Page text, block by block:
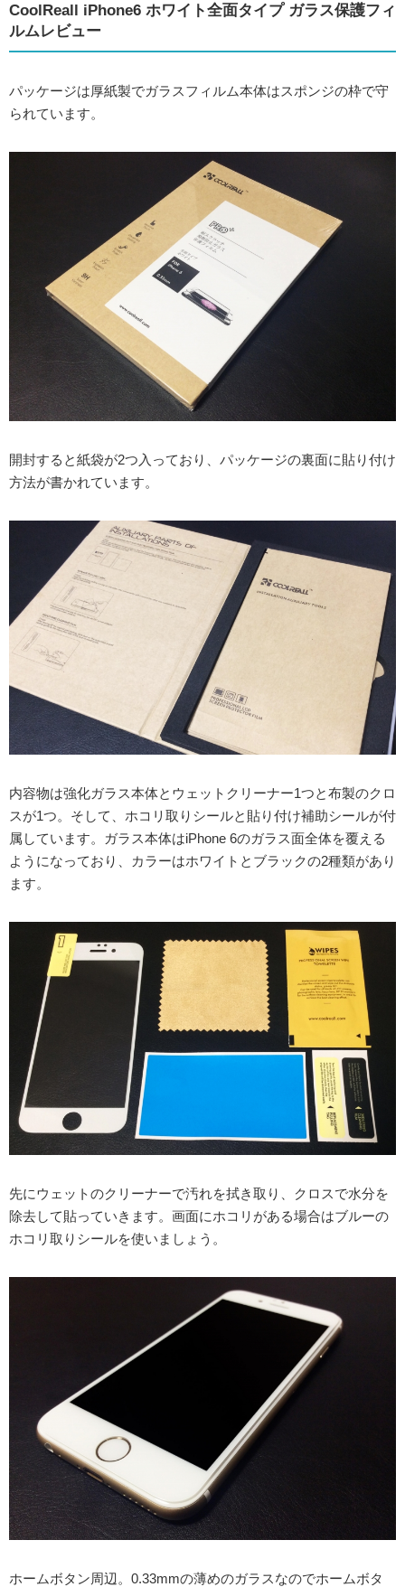
CoolReall iPhone6 ホワイト全面タイプ ガラス保護フィ
ルムレビュー
パッケージは厚紙製でガラスフィルム本体はスポンジの枠で守
られています。
開封すると紙袋が2つ入っており、パッケージの裏面に貼り付け
方法が書かれています。
内容物は強化ガラス本体とウェットクリーナー1つと布製のクロ
スが1つ。そして、ホコリ取りシールと貼り付け補助シールが付
属しています。ガラス本体はiPhone 6のガラス面全体を覆える
ようになっており、カラーはホワイトとブラックの2種類があり
ます。
先にウェットのクリーナーで汚れを拭き取り、クロスで水分を
除去して貼っていきます。画面にホコリがある場合はブルーの
ホコリ取りシールを使いましょう。
ホームボタン周辺。0.33mmの薄めのガラスなのでホームボタ